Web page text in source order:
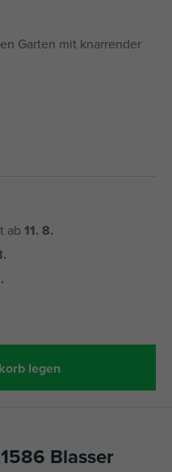
Garten mit knarrender
ab 11. 8.
legen
Blasser